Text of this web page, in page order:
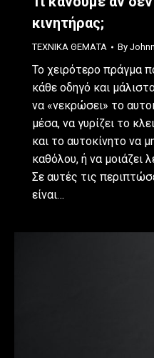
κινητήρας;
ΤΕΧΝΙΚΑ ΘΕΜΑΤΑ By
Το χειρότερο πράγμα
κάθε οδηγό και
να «νεκρώσει» το
μέσα, να γυρίζει το
και το αυτοκίνητο να
καθόλου, ή να μοιάζει
Σε αυτές τις
είναι…